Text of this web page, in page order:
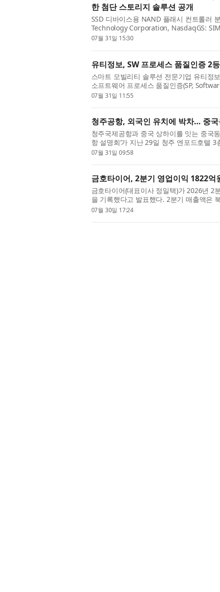
한 첨단 스토리지 솔루션 공개
SSD 디바이스용 NAND 플래시 컨트롤러
Technology Corporation, NasdaqGS:
(MediaTek)과 함께 AI 대응형 자동차 플
07월 31일 15:30
유티정보, SW 프로세스 품질인증 2
스마트 모빌리티 솔루션 전문기업 유티정
소프트웨어 프로세스 품질인증(SP,
위로 획득했다고 31일 밝혔다. 취득일은
07월 31일 11:55
청주공항, 외국인 유치에 박차… 중국
청주국제공항과 중국 상하이를 잇는 중국
항 설명회’가 지난 29일 청주 엔포드호텔
치에서 두드러진 성장세를 보이고 있다.
07월 31일 09:58
금호타이어, 2분기 영업이익 1822
금호타이어(대표이사 정일택)가 2026년 2
을 기록했다고 발표했다. 2분기 매출액은
수익 타이어를 비롯한 교체용(RE) 타이어
07월 30일 17:24